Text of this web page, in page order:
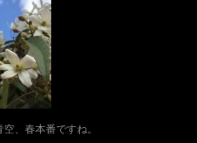
、春本番ですね。